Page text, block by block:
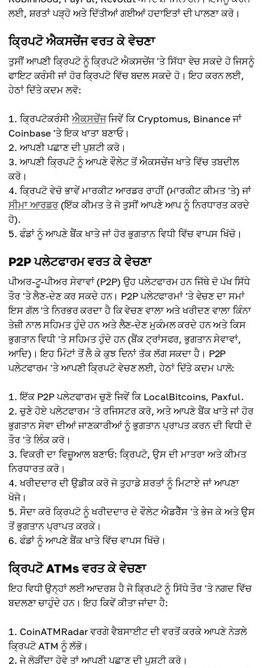
ਲਈ, ਸ਼ਰਤਾਂ ਪੜ੍ਹੋ ਅਤੇ ਦਿੱਤੀਆਂ ਗਈਆਂ ਹਦਾਇਤਾਂ ਦੀ ਪਾਲਣਾ ਕਰੋ।
ਕ੍ਰਿਪਟੋ ਐਕਸਚੇਂਜ ਵਰਤ ਕੇ ਵੇਚਣਾ
ਤੁਸੀਂ ਆਪਣੀ ਕ੍ਰਿਪਟੋ ਨੂੰ ਕ੍ਰਿਪਟੋ ਐਕਸਚੇਂਜ 'ਤੇ ਸਿੱਧਾ ਵੇਚ ਸਕਦੇ ਹੋ ਜਿਸਨੂੰ
ਫਾਇਟ ਕਰੰਸੀ ਜਾਂ ਹੋਰ ਕ੍ਰਿਪਟੋ ਵਿੱਚ ਬਦਲ ਸਕਦੇ ਹੋ। ਇਹ ਕਰਨ ਲਈ,
ਹੇਠਾਂ ਦਿੱਤੇ ਕਦਮ ਲਵੋ:
ਕ੍ਰਿਪਟੋਕਰੰਸੀਐਕਸਚੇਂਜਜਿਵੇਂ ਕਿ Cryptomus, Binance ਜਾਂ
Coinbase 'ਤੇ ਇਕ ਖਾਤਾ ਬਣਾਓ।
ਆਪਣੀ ਪਛਾਣ ਦੀ ਪੁਸ਼ਟੀ ਕਰੋ।
ਆਪਣੀ ਕ੍ਰਿਪਟੋ ਨੂੰ ਆਪਣੇ ਵੌਲੇਟ ਤੋਂ ਐਕਸਚੇਂਜ ਖਾਤੇ ਵਿੱਚ ਤਬਦੀਲ
ਕਰੋ।
ਕ੍ਰਿਪਟੋ ਵੇਚੋ ਭਾਵੇਂ ਮਾਰਕੀਟ ਆਰਡਰ ਰਾਹੀਂ (ਮਾਰਕੀਟ ਕੀਮਤ 'ਤੇ) ਜਾਂ
ਸੀਮਾ ਆਰਡਰ(ਇੱਕ ਕੀਮਤ ਤੇ ਜੋ ਤੁਸੀਂ ਆਪਣੇ ਆਪ ਨੂੰ ਨਿਰਧਾਰਤ ਕਰਦੇ
ਹੋ).
ਫੰਡਾਂ ਨੂੰ ਆਪਣੇ ਬੈਂਕ ਖਾਤੇ ਜਾਂ ਹੋਰ ਭੁਗਤਾਨ ਵਿਧੀ ਵਿੱਚ ਵਾਪਸ ਖਿੱਚੋ।
P2P ਪਲੇਟਫਾਰਮ ਵਰਤ ਕੇ ਵੇਚਣਾ
ਪੀਅਰ-ਟੂ-ਪੀਅਰ ਸੇਵਾਵਾਂ (P2P) ਉਹ ਪਲੇਟਫਾਰਮ ਹਨ ਜਿੱਥੇ ਦੋ ਪੱਖ ਸਿੱਧੇ
ਤੌਰ 'ਤੇ ਲੈਣ-ਦੇਣ ਕਰ ਸਕਦੇ ਹਨ। P2P ਪਲੇਟਫਾਰਮਾਂ 'ਤੇ ਵੇਚਣ ਦਾ ਸਮਾਂ
ਇਸ ਗੱਲ 'ਤੇ ਨਿਰਭਰ ਕਰਦਾ ਹੈ ਕਿ ਵੇਚਣ ਵਾਲਾ ਅਤੇ ਖਰੀਦਣ ਵਾਲਾ ਕਿੰਨਾ
ਤੇਜ਼ੀ ਨਾਲ ਸਹਿਮਤ ਹੁੰਦੇ ਹਨ ਅਤੇ ਲੈਣ-ਦੇਣ ਮੁਕੰਮਲ ਕਰਦੇ ਹਨ ਅਤੇ ਕਿਸ
ਭੁਗਤਾਨ ਵਿਧੀ 'ਤੇ ਸਹਿਮਤ ਹੁੰਦੇ ਹਨ (ਬੈਂਕ ਟ੍ਰਾਂਸਫਰ, ਭੁਗਤਾਨ ਸੇਵਾਵਾਂ,
ਆਦਿ)। ਇਹ ਮਿੰਟਾਂ ਤੋਂ ਲੈ ਕੇ ਕੁਝ ਦਿਨਾਂ ਤੱਕ ਲੱਗ ਸਕਦਾ ਹੈ। P2P
ਪਲੇਟਫਾਰਮ 'ਤੇ ਆਪਣੀ ਕ੍ਰਿਪਟੋ ਵੇਚਣ ਲਈ, ਹੇਠਾਂ ਦਿੱਤੇ ਕਦਮ ਪਾਲੋ:
ਇੱਕ P2P ਪਲੇਟਫਾਰਮ ਚੁਣੋ ਜਿਵੇਂ ਕਿ LocalBitcoins, Paxful.
ਚੁਣੇ ਹੋਏ ਪਲੇਟਫਾਰਮ 'ਤੇ ਰਜਿਸਟਰ ਕਰੋ, ਅਤੇ ਆਪਣੇ ਬੈਂਕ ਖਾਤੇ ਜਾਂ ਹੋਰ
ਭੁਗਤਾਨ ਸੇਵਾ ਦੀਆਂ ਜਾਣਕਾਰੀਆਂ ਨੂੰ ਭੁਗਤਾਨ ਪ੍ਰਾਪਤ ਕਰਨ ਦੀ ਵਿਧੀ ਦੇ
ਤੌਰ 'ਤੇ ਲਿੰਕ ਕਰੋ।
ਵਿਕਰੀ ਦਾ ਵਿਜ਼ੂਆਲ ਬਣਾਓ: ਕ੍ਰਿਪਟੋ, ਉਸ ਦੀ ਮਾਤਰਾ ਅਤੇ ਕੀਮਤ
ਨਿਰਧਾਰਤ ਕਰੋ।
ਖਰੀਦਦਾਰ ਦੀ ਉਡੀਕ ਕਰੋ ਜੋ ਤੁਹਾਡੇ ਸ਼ਰਤਾਂ ਨੂੰ ਮਿਟਾਏ ਜਾਂ ਆਪਣਾ
ਖੋਜੋ।
ਸੌਦਾ ਕਰੋ ਕ੍ਰਿਪਟੋ ਨੂੰ ਖਰੀਦਦਾਰ ਦੇ ਵੌਲੇਟ ਐਡਰੈੱਸ 'ਤੇ ਭੇਜ ਕੇ ਅਤੇ ਉਸ
ਤੋਂ ਭੁਗਤਾਨ ਪ੍ਰਾਪਤ ਕਰਕੇ।
ਫੰਡਾਂ ਨੂੰ ਆਪਣੇ ਬੈਂਕ ਖਾਤੇ ਵਿੱਚ ਵਾਪਸ ਖਿੱਚੋ।
ਕ੍ਰਿਪਟੋ ATMs ਵਰਤ ਕੇ ਵੇਚਣਾ
ਇਹ ਵਿਧੀ ਉਨ੍ਹਾਂ ਲਈ ਆਦਰਸ਼ ਹੈ ਜੋ ਕ੍ਰਿਪਟੋ ਨੂੰ ਸਿੱਧੇ ਤੌਰ 'ਤੇ ਨਗਦ ਵਿੱਚ
ਬਦਲਣਾ ਚਾਹੁੰਦੇ ਹਨ। ਇਹ ਕਿਵੇਂ ਕੀਤਾ ਜਾਂਦਾ ਹੈ:
CoinATMRadar ਵਰਗੇ ਵੈਬਸਾਈਟ ਦੀ ਵਰਤੋਂ ਕਰਕੇ ਆਪਣੇ ਨੇੜਲੇ
ਕ੍ਰਿਪਟੋ ATM ਨੂੰ ਲੱਭੋ।
ਜੇ ਲੋੜੀਂਦਾ ਹੋਵੇ ਤਾਂ ਆਪਣੀ ਪਛਾਣ ਦੀ ਪੁਸ਼ਟੀ ਕਰੋ।